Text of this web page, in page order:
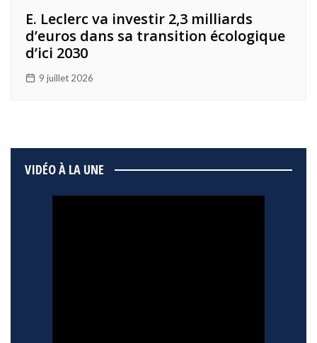
E. Leclerc va investir 2,3 milliards
d’euros dans sa transition écologique
d’ici 2030
9 juillet 2026
VIDÉO À LA UNE